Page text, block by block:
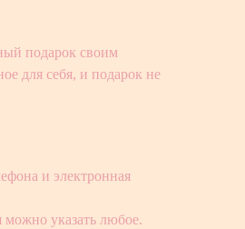
подарок своим
для себя, и подарок не
и электронная
указать любое.